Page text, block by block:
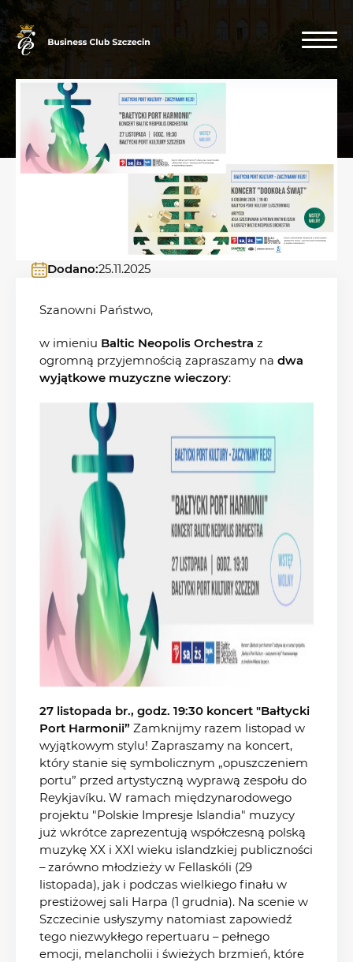
Dodano:25.11.2025
Szanowni Państwo,
w imieniu Baltic Neopolis Orchestra z
ogromną przyjemnością zapraszamy na dwa
wyjątkowe muzyczne wieczory:
27 listopada br., godz. 19:30 koncert "Bałtycki
Port Harmonii” Zamknijmy razem listopad w
wyjątkowym stylu! Zapraszamy na koncert,
który stanie się symbolicznym „opuszczeniem
portu” przed artystyczną wyprawą zespołu do
Reykjavíku. W ramach międzynarodowego
projektu "Polskie Impresje Islandia" muzycy
już wkrótce zaprezentują współczesną polską
muzykę XX i XXI wieku islandzkiej publiczności
– zarówno młodzieży w Fellaskóli (29
listopada), jak i podczas wielkiego finału w
prestiżowej sali Harpa (1 grudnia). Na scenie w
Szczecinie usłyszymy natomiast zapowiedź
tego niezwykłego repertuaru – pełnego
emocji, melancholii i świeżych brzmień, które